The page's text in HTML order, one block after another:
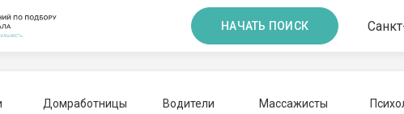
НАЧАТЬ ПОИСК
Домработницы Водители Массажисты